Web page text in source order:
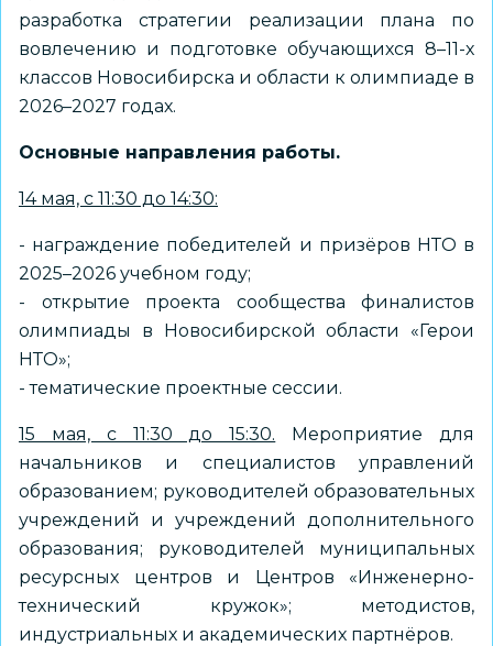
разработка стратегии реализации плана по
вовлечению и подготовке обучающихся 8–11-х
классов Новосибирска и области к олимпиаде в
2026–2027 годах.
Основные направления работы.
14 мая, с 11:30 до 14:30:
- награждение победителей и призёров НТО в
2025–2026 учебном году;
- открытие проекта сообщества финалистов
олимпиады в Новосибирской области «Герои
НТО»;
- тематические проектные сессии.
15 мая, с 11:30 до 15:30. Мероприятие для
начальников и специалистов управлений
образованием; руководителей образовательных
учреждений и учреждений дополнительного
образования; руководителей муниципальных
ресурсных центров и Центров «Инженерно-
технический кружок»; методистов,
индустриальных и академических партнёров.